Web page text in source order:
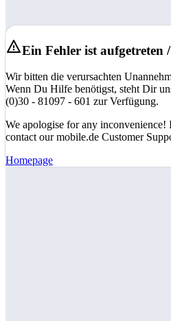
Ein Fehler ist aufgetreten
Wir bitten die verursachten
Wenn Du Hilfe benötigst, steht Dir
(0)30 - 81097 - 601 zur Verfügung.
We apologise for any inconvenience!
contact our mobile.de Customer
Homepage